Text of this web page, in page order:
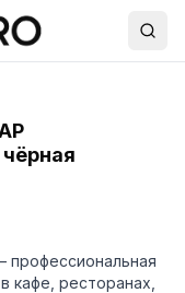
профессиональная
кафе, ресторанах,